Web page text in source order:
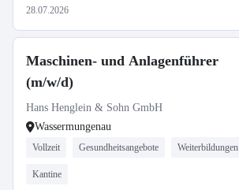
28.07.2026
Maschinen- und Anlagenführer
(m/w/d)
Hans Henglein & Sohn GmbH
Wassermungenau
Vollzeit Gesundheitsangebote Weiterbildungen
Kantine